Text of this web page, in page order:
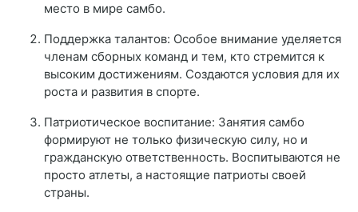
место в мире самбо.
Поддержка талантов: Особое внимание уделяется
членам сборных команд и тем, кто стремится к
высоким достижениям. Создаются условия для их
роста и развития в спорте.
Патриотическое воспитание: Занятия самбо
формируют не только физическую силу, но и
гражданскую ответственность. Воспитываются не
просто атлеты, а настоящие патриоты своей
страны.